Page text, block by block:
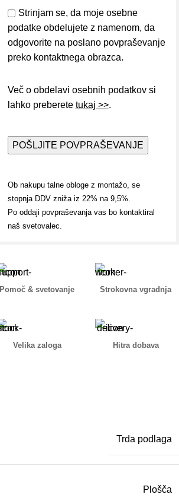
Strinjam se, da moje osebne
podatke obdelujete z namenom, da
odgovorite na poslano povpraševanje
preko kontaktnega obrazca.
Več o obdelavi osebnih podatkov si
lahko preberete tukaj >>.
Ob nakupu talne obloge z montažo, se
stopnja DDV zniža iz 22% na 9,5%.
Po oddaji povpraševanja vas bo kontaktiral
naš svetovalec.
Pomoč & svetovanje Strokovna vgradnja
Velika zaloga Hitra dobava
Trda podlaga
Plošča